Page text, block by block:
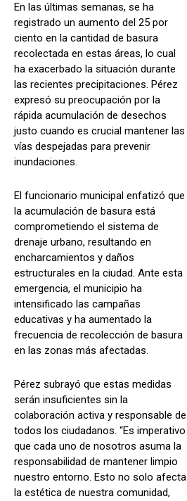
En las últimas semanas, se ha
registrado un aumento del 25 por
ciento en la cantidad de basura
recolectada en estas áreas, lo cual
ha exacerbado la situación durante
las recientes precipitaciones. Pérez
expresó su preocupación por la
rápida acumulación de desechos
justo cuando es crucial mantener las
vías despejadas para prevenir
inundaciones.
El funcionario municipal enfatizó que
la acumulación de basura está
comprometiendo el sistema de
drenaje urbano, resultando en
encharcamientos y daños
estructurales en la ciudad. Ante esta
emergencia, el municipio ha
intensificado las campañas
educativas y ha aumentado la
frecuencia de recolección de basura
en las zonas más afectadas.
Pérez subrayó que estas medidas
serán insuficientes sin la
colaboración activa y responsable de
todos los ciudadanos. “Es imperativo
que cada uno de nosotros asuma la
responsabilidad de mantener limpio
nuestro entorno. Esto no solo afecta
la estética de nuestra comunidad,